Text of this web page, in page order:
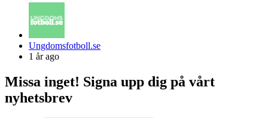
Posted
by
Ungdomsfotboll.se
1 år ago
Missa inget! Signa upp dig på vårt
nyhetsbrev